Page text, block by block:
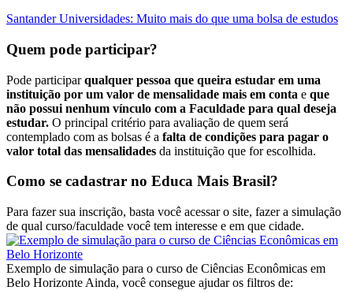
Santander Universidades: Muito mais do que uma bolsa de estudos
Quem pode participar?
Pode participarqualquer pessoa que queira estudar em uma
instituição por um valor de mensalidade mais em conta e que
não possui nenhum vínculo com a Faculdade para qual deseja
estudar. O principal critério para avaliação de quem será
contemplado com as bolsas é a falta de condições para pagar o
valor total das mensalidades da instituição que for escolhida.
Como se cadastrar no Educa Mais Brasil?
Para fazer sua inscrição, basta você acessar o site, fazer a simulação
de qual curso/faculdade você tem interesse e em que cidade.
Exemplo de simulação para o curso de Ciências Econômicas em
Belo Horizonte Ainda, você consegue ajudar os filtros de: